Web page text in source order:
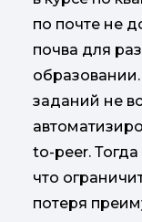
по почте не
почва для
заданий не
to-peer. Тогда
что
потеря